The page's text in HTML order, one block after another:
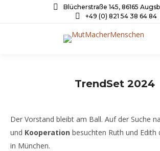
Blücherstraße 145, 86165
+49 (0) 821 54 38 64 84
TrendSet 2024
Der Vorstand bleibt am Ball. Auf der Suche
und Kooperation besuchten Ruth und Edith
in München.